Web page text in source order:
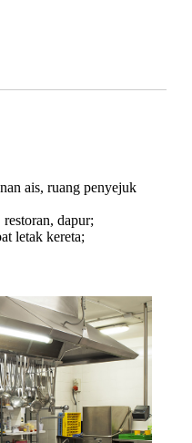
ais, ruang penyejuk
dapur;
letak kereta;